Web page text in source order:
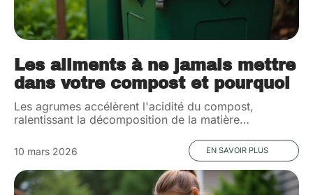
Les aliments à ne jamais mettre
dans votre compost et pourquoi
Les agrumes accélèrent l'acidité du compost,
ralentissant la décomposition de la matière…
10 mars 2026 EN SAVOIR PLUS